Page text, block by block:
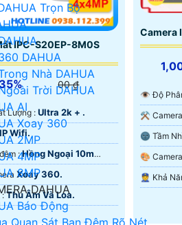
Trọn Bộ
DAHUA
Nhà DAHUA
Trời DAHUA
AI
Xoay 360
2MP
4MP
8MP
DAHUA
Báo Động
Quan Sát Ban Đêm Rõ Nét
IPC-S20EP-8M0S
00 ₫
Lượng : Ultra 2k + .
IP Wifi.
✪ Hình ảnh ban đêm :Hồng Ngoại 10m
IR.
Xoay 360.
️🆑 Điểm Nỗi Bật :Thu Âm Và Loa.
Camera
👁 Độ
Hồng
🎨